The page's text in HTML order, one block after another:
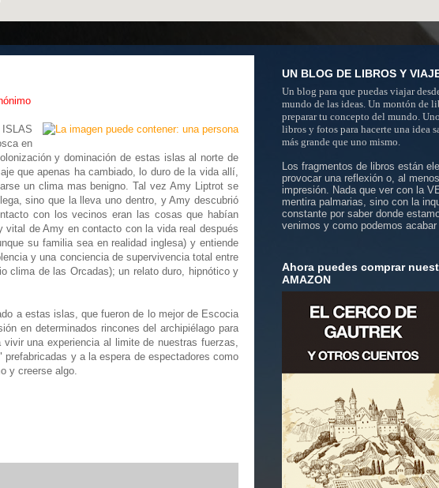
en
y dominación de estas islas al norte de
que apenas ha cambiado, lo duro de la vida allí,
un clima mas benigno. Tal vez Amy Liptrot se
sino que la lleva uno dentro, y Amy descubrió
con los vecinos eran las cosas que habían
de Amy en contacto con la vida real después
su familia sea en realidad inglesa) y entiende
y una conciencia de supervivencia total entre
clima de las Orcadas); un relato duro, hipnótico y
a estas islas, que fueron de lo mejor de Escocia
en determinados rincones del archipiélago para
una experiencia al limite de nuestras fuerzas,
y a la espera de espectadores como
y creerse algo.
UN BLOG DE LIBROS Y
Un blog para que puedas viajar
mundo de las ideas. Un montón de
preparar tu concepto del mundo.
libros y fotos para hacerte una idea
más grande que uno mismo.
Los fragmentos de libros están
provocar una reflexión o, al
impresión. Nada que ver con la
mentira palmarias, sino con la
constante por saber donde
venimos y como podemos acabar
Ahora puedes comprar
AMAZON